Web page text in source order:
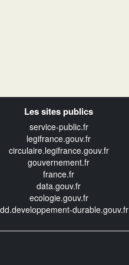
Les sites publics
service-public.fr
legifrance.gouv.fr
circulaire.legifrance.gouv.fr
gouvernement.fr
france.fr
data.gouv.fr
ecologie.gouv.fr
durable.gouv.fr